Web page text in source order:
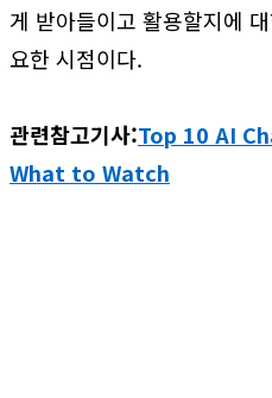
게 받아들이고 활용할지에
요한 시점이다.
관련참고기사:Top 10 AI
What to Watch